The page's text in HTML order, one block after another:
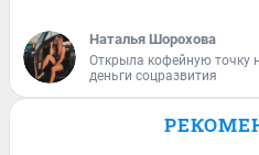
Наталья Шорохова
Открыла кофейную точку
деньги соцразвития